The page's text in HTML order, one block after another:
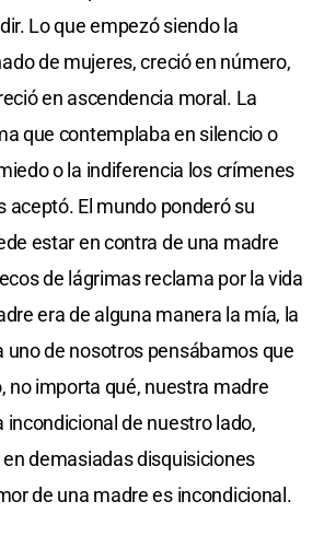
Lo que empezó siendo la
de mujeres, creció en número,
en ascendencia moral. La
que contemplaba en silencio o
o la indiferencia los crímenes
aceptó. El mundo ponderó su
estar en contra de una madre
de lágrimas reclama por la vida
era de alguna manera la mía, la
uno de nosotros pensábamos que
no importa qué, nuestra madre
de nuestro lado,
demasiadas disquisiciones
de una madre es incondicional.